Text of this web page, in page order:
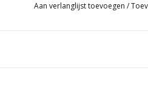
400 gram opleveren. Met een
Aan verlanglijst toevoegen /